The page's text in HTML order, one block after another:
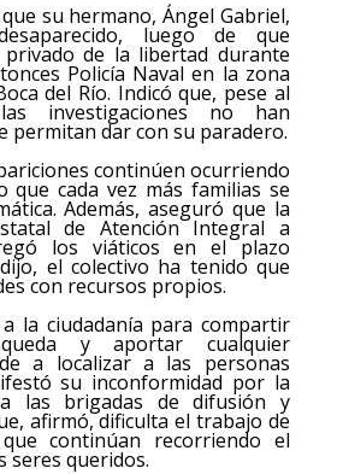
su hermano, Ángel Gabriel,
luego de que
de la libertad durante
Policía Naval en la zona
del Río. Indicó que, pese al
investigaciones no han
permitan dar con su paradero.
continúen ocurriendo
que cada vez más familias se
Además, aseguró que la
de Atención Integral a
los viáticos en el plazo
el colectivo ha tenido que
con recursos propios.
la ciudadanía para compartir
y aportar cualquier
a localizar a las personas
su inconformidad por la
las brigadas de difusión y
afirmó, dificulta el trabajo de
continúan recorriendo el
seres queridos.